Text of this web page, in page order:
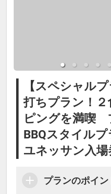
牛肩ロース/メ
ーストガーリ
※こどもA・Ｂ
用意となります
※季節や仕入れ
わることがござ
■お食事開始時
【スペシャル
打ちプラン！
ピングを満喫
BBQスタイル
ユネッサン入場
プランのポイン